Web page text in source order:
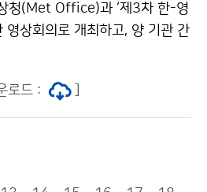
청(Met Office)과 ‘제3차 한-영
영상회의로 개최하고, 양 기관 간
로드 :